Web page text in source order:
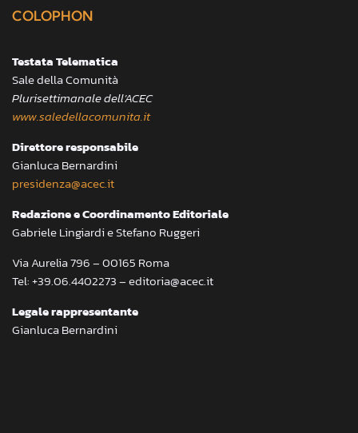
COLOPHON
Testata Telematica
Sale della Comunità
Plurisettimanale dell’ACEC
www.saledellacomunita.it
Direttore responsabile
Gianluca Bernardini
presidenza@acec.it
Redazione e Coordinamento Editoriale
Gabriele Lingiardi e Stefano Ruggeri
Via Aurelia 796 – 00165 Roma
Tel: +39.06.4402273 – editoria@acec.it
Legale rappresentante
Gianluca Bernardini